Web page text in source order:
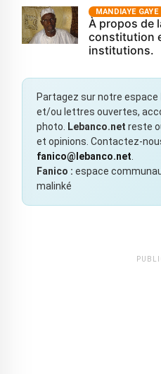
MANDIAYE GAYE
À propos de
constitution
institutions.
Partagez sur notre espace
et/ou lettres ouvertes,
photo.
Lebanco.net reste
et opinions. Contactez-
fanico@lebanco.net
Fanico : espace
malinké